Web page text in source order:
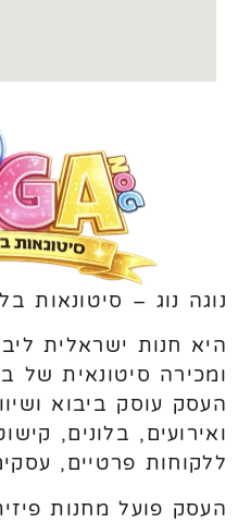
נוגה נוג – סיטונאות
היא חנות ישראלית
ומכירה סיטונאית של
העסק עוסק ביבוא
ואירועים, בלונים,
ללקוחות פרטיים,
העסק פועל מחנות